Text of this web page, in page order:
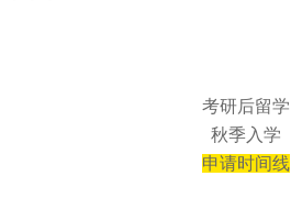
考研后留学
秋季入学
申请时间线